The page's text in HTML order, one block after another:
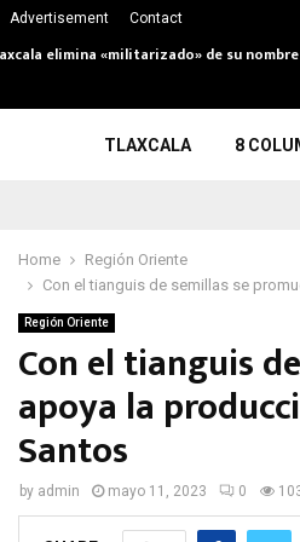
Advertisement Contact
elimina «militarizado» de su
TLAXCALA 8
Home
Región Oriente
Con el tianguis de semillas se
Región Oriente
Con el tianguis
apoya la
Santos
by admin mayo 11, 2023 0